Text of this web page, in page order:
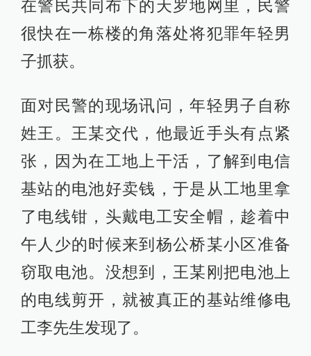
在警民共同布下的天罗地网里，民警
很快在一栋楼的角落处将犯罪年轻男
子抓获。
面对民警的现场讯问，年轻男子自称
姓王。王某交代，他最近手头有点紧
张，因为在工地上干活，了解到电信
基站的电池好卖钱，于是从工地里拿
了电线钳，头戴电工安全帽，趁着中
午人少的时候来到杨公桥某小区准备
窃取电池。没想到，王某刚把电池上
的电线剪开，就被真正的基站维修电
工李先生发现了。